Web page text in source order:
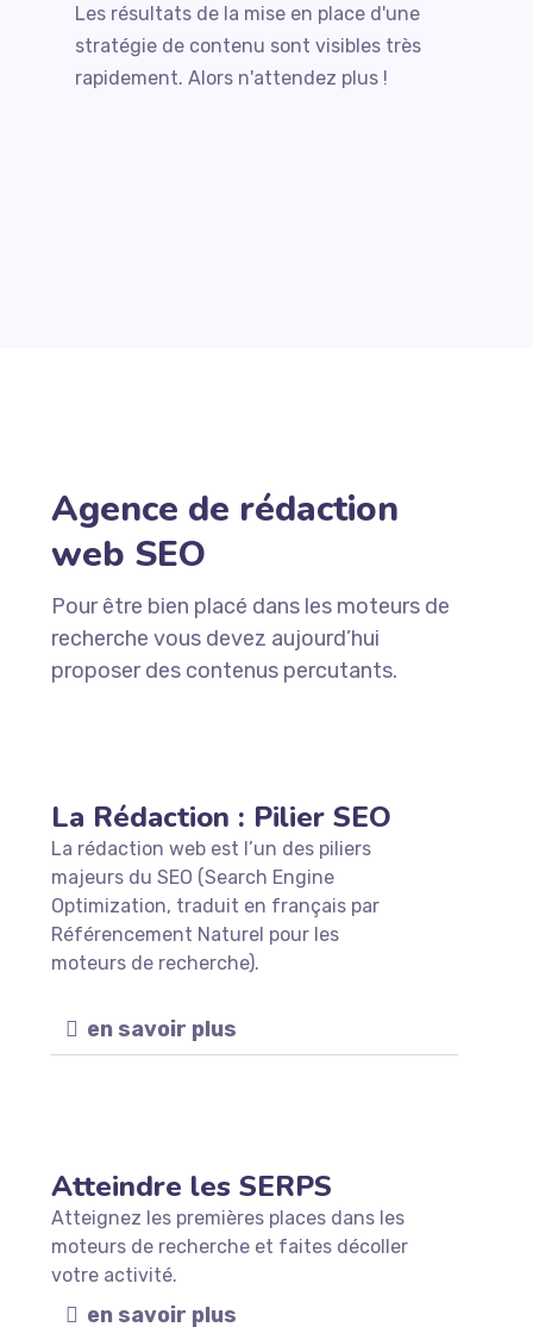
Les résultats de la mise en place d'une
stratégie de contenu sont visibles très
rapidement. Alors n'attendez plus !
Agence de rédaction
web SEO
Pour être bien placé dans les moteurs de
recherche vous devez aujourd’hui
proposer des contenus percutants.
La Rédaction : Pilier SEO
La rédaction web est l’un des piliers
majeurs du SEO (Search Engine
Optimization, traduit en français par
Référencement Naturel pour les
moteurs de recherche).
en savoir plus
Atteindre les SERPS
Atteignez les premières places dans les
moteurs de recherche et faites décoller
votre activité.
en savoir plus